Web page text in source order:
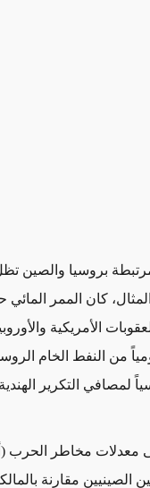
بروسيا والصين
كان الممر المائي
الأمريكية
حوالي 1.43 مليون برميل يومياً من النفط الخام
لمصافي التكرير
معدلات مخاطر الحرب
الصينيين مقارنة